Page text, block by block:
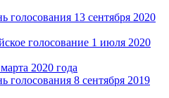
голосования 13 сентября 2020
голосование 1 июля 2020
2020 года
голосования 8 сентября 2019